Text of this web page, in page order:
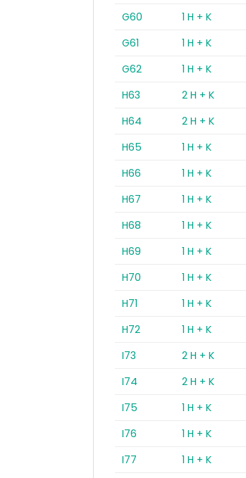
G60
1 H + K
G61
1 H + K
G62
1 H + K
H63
2 H + K
H64
2 H + K
H65
1 H + K
H66
1 H + K
H67
1 H + K
H68
1 H + K
H69
1 H + K
H70
1 H + K
H71
1 H + K
H72
1 H + K
I73
2 H + K
I74
2 H + K
I75
1 H + K
I76
1 H + K
I77
1 H + K